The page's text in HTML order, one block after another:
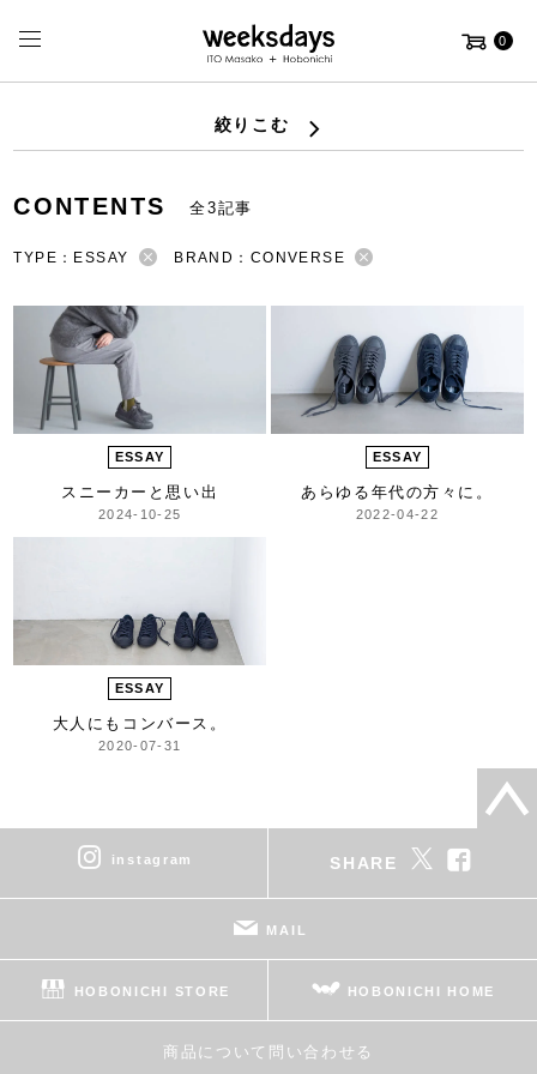
0
絞りこむ
CONTENTS 全3記事
TYPE：ESSAY BRAND：CONVERSE
ESSAY
スニーカーと思い出
2024-10-25
ESSAY
あらゆる年代の方々に。
2022-04-22
ESSAY
大人にもコンバース。
2020-07-31
instagram SHARE
MAIL
HOBONICHI STORE HOBONICHI HOME
商品について問い合わせる